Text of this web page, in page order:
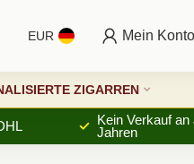
EUR Mein Konto
ZIGARREN
Kein Verkauf
Jahren